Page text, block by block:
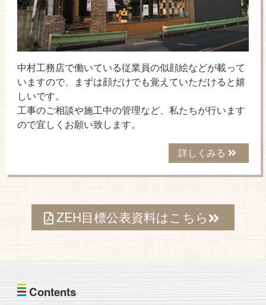
中村工務店で働いている従業員の似顔絵などが載って
いますので、まずは顔だけでも覚えていただけると嬉
しいです。
工事のご相談や施工中の管理など、私たちが行います
ので宜しくお願い致します。
詳しくみる
ZEH目標公表資料はこちら
Contents